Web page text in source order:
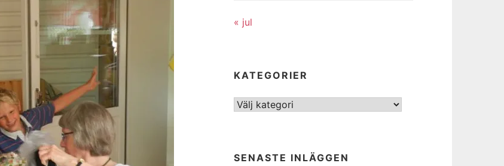
« jul
KATEGORIER
Kategorier
SENASTE INLÄGGEN